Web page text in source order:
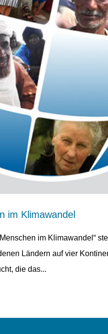
im Klimawandel
im Klimawandel“
Ländern auf vier
die das...